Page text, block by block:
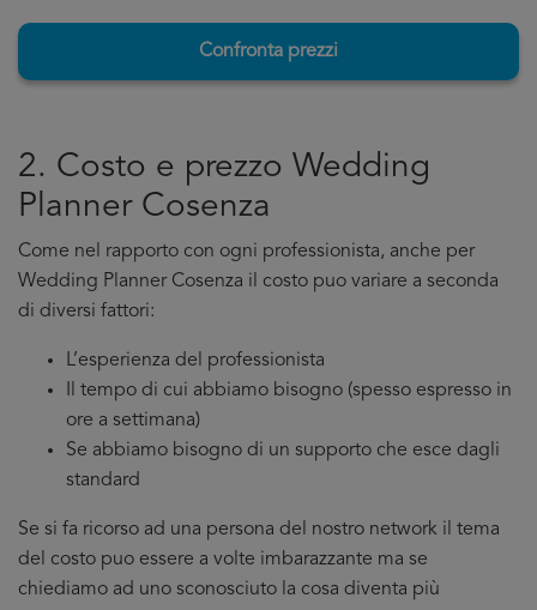
Confronta prezzi
2. Costo e prezzo Wedding
Planner Cosenza
Come nel rapporto con ogni professionista, anche per
Wedding Planner Cosenza il costo puo variare a seconda
di diversi fattori:
L’esperienza del professionista
Il tempo di cui abbiamo bisogno (spesso espresso in
ore a settimana)
Se abbiamo bisogno di un supporto che esce dagli
standard
Se si fa ricorso ad una persona del nostro network il tema
del costo puo essere a volte imbarazzante ma se
chiediamo ad uno sconosciuto la cosa diventa più